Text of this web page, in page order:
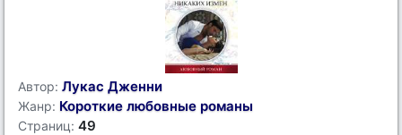
Автор: Лукас Дженни
Жанр: Короткие любовные романы
Страниц: 49